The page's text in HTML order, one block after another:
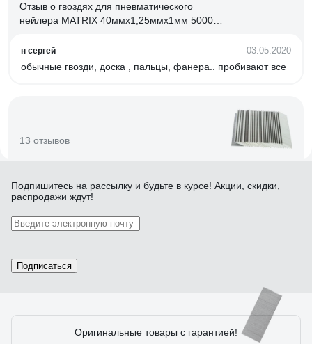
Отзыв о гвоздях для пневматического
нейлера MATRIX 40ммх1,25ммх1мм 5000
н сергей 03.05.2020
обычные гвозди, доска , пальцы, фанера.. пробивают все
13 отзывов
Отзыв о гвоздях SUMAKE F-30 31381
Прочность гвоздей позволяет прибивать жесть 0.55мм к
Подпишитесь на рассылку и будьте в курсе! Акции, скидки,
распродажи ждут!
Подписаться
Оригинальные товары с гарантией!